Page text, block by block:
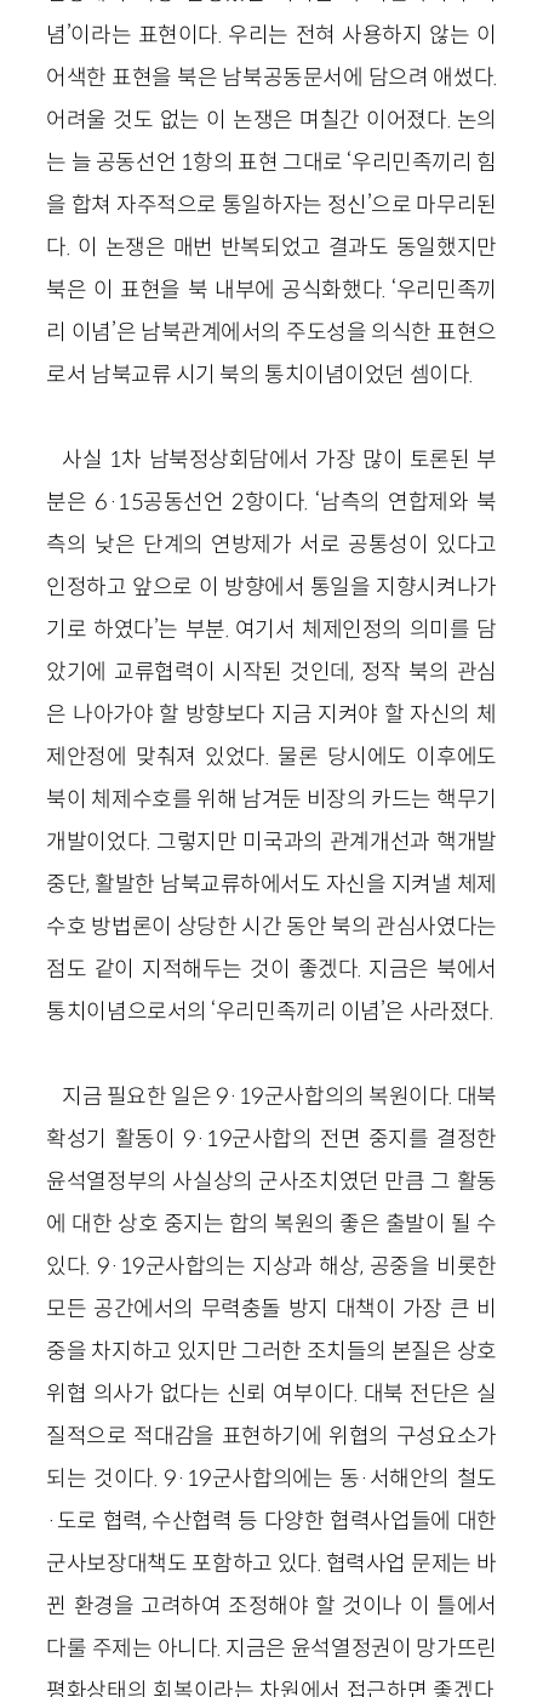
념’이라는 표현이다. 우리는 전혀 사용하지 않는 이
어색한 표현을 북은 남북공동문서에 담으려 애썼다.
어려울 것도 없는 이 논쟁은 며칠간 이어졌다. 논의
는 늘 공동선언 1항의 표현 그대로 ‘우리민족끼리 힘
을 합쳐 자주적으로 통일하자는 정신’으로 마무리된
다. 이 논쟁은 매번 반복되었고 결과도 동일했지만
북은 이 표현을 북 내부에 공식화했다. ‘우리민족끼
리 이념’은 남북관계에서의 주도성을 의식한 표현으
로서 남북교류 시기 북의 통치이념이었던 셈이다.
사실 1차 남북정상회담에서 가장 많이 토론된 부
분은 6·15공동선언 2항이다. ‘남측의 연합제와 북
측의 낮은 단계의 연방제가 서로 공통성이 있다고
인정하고 앞으로 이 방향에서 통일을 지향시켜나가
기로 하였다’는 부분. 여기서 체제인정의 의미를 담
았기에 교류협력이 시작된 것인데, 정작 북의 관심
은 나아가야 할 방향보다 지금 지켜야 할 자신의 체
제안정에 맞춰져 있었다. 물론 당시에도 이후에도
북이 체제수호를 위해 남겨둔 비장의 카드는 핵무기
개발이었다. 그렇지만 미국과의 관계개선과 핵개발
중단, 활발한 남북교류하에서도 자신을 지켜낼 체제
수호 방법론이 상당한 시간 동안 북의 관심사였다는
점도 같이 지적해두는 것이 좋겠다. 지금은 북에서
통치이념으로서의 ‘우리민족끼리 이념’은 사라졌다.
지금 필요한 일은 9·19군사합의의 복원이다. 대북
확성기 활동이 9·19군사합의 전면 중지를 결정한
윤석열정부의 사실상의 군사조치였던 만큼 그 활동
에 대한 상호 중지는 합의 복원의 좋은 출발이 될 수
있다. 9·19군사합의는 지상과 해상, 공중을 비롯한
모든 공간에서의 무력충돌 방지 대책이 가장 큰 비
중을 차지하고 있지만 그러한 조치들의 본질은 상호
위협 의사가 없다는 신뢰 여부이다. 대북 전단은 실
질적으로 적대감을 표현하기에 위협의 구성요소가
되는 것이다. 9·19군사합의에는 동·서해안의 철도
·도로 협력, 수산협력 등 다양한 협력사업들에 대한
군사보장대책도 포함하고 있다. 협력사업 문제는 바
뀐 환경을 고려하여 조정해야 할 것이나 이 틀에서
다룰 주제는 아니다. 지금은 윤석열정권이 망가뜨린
평화상태의 회복이라는 차원에서 접근하면 좋겠다.